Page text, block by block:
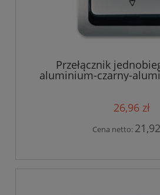
Przełącznik
aluminium-czarny-
26,96 zł
Cena netto: